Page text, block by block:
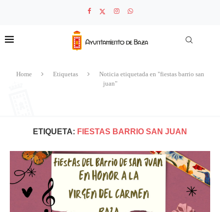
Home Etiquetas
Noticia etiquetada en "fiestas barrio san
juan"
ETIQUETA: FIESTAS BARRIO SAN JUAN